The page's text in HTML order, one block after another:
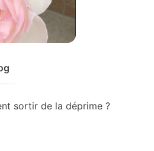
sortir de la déprime ?